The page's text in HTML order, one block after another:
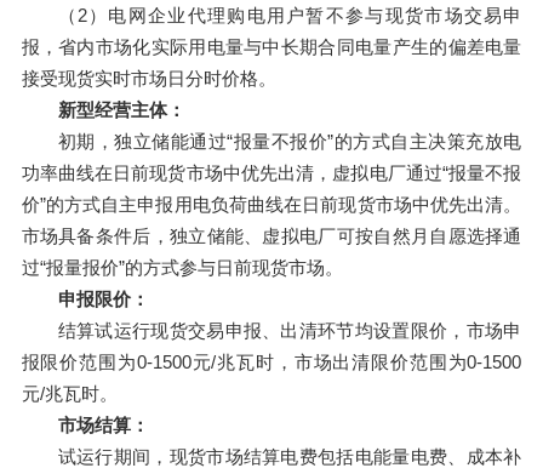
（2）电网企业代理购电用户暂不参与现货市场交易申
报，省内市场化实际用电量与中长期合同电量产生的偏差电量
接受现货实时市场日分时价格。
新型经营主体：
初期，独立储能通过“报量不报价”的方式自主决策充放电
功率曲线在日前现货市场中优先出清，虚拟电厂通过“报量不报
价”的方式自主申报用电负荷曲线在日前现货市场中优先出清。
市场具备条件后，独立储能、虚拟电厂可按自然月自愿选择通
过“报量报价”的方式参与日前现货市场。
申报限价：
结算试运行现货交易申报、出清环节均设置限价，市场申
报限价范围为0-1500元/兆瓦时，市场出清限价范围为0-1500
元/兆瓦时。
市场结算：
试运行期间，现货市场结算电费包括电能量电费、成本补